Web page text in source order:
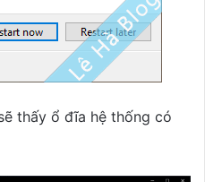
thấy ổ đĩa hệ thống có